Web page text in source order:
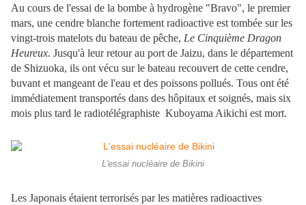
Au cours de l'essai de la bombe à hydrogène "Bravo", le premier
mars, une cendre blanche fortement radioactive est tombée sur les
vingt-trois matelots du bateau de pêche, Le Cinquième Dragon
Heureux. Jusqu'à leur retour au port de Jaizu, dans le département
de Shizuoka, ils ont vécu sur le bateau recouvert de cette cendre,
buvant et mangeant de l'eau et des poissons pollués. Tous ont été
immédiatement transportés dans des hôpitaux et soignés, mais six
mois plus tard le radiotélégraphiste Kuboyama Aikichi est mort.
L'essai nucléaire de Bikini
Les Japonais étaient terrorisés par les matières radioactives